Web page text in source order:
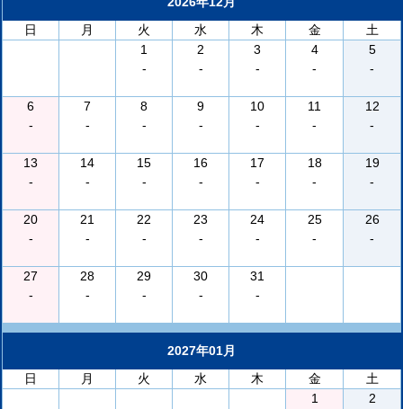
日
月 火 水 木 金
土
1
-
2
-
3
-
4
-
5
-
6
-
7
-
8
-
9
-
10
-
11
-
12
-
13
-
14
-
15
-
16
-
17
-
18
-
19
-
20
-
21
-
22
-
23
-
24
-
25
-
26
-
27
-
28
-
29
-
30
-
31
-
2027年01月
日
月 火 水 木 金
土
1
2